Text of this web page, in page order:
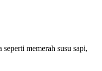
memerah susu sapi,